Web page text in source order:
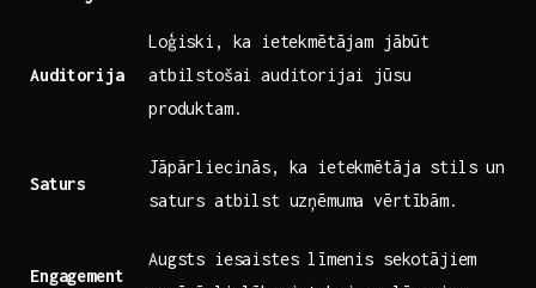
Auditorija
Loģiski, ka ⁤ietekmētājam jābūt
atbilstošai auditorijai ⁣jūsu
produktam.
Saturs
Jāpārliecinās, ka ietekmētāja stils un
saturs​ atbilst uzņēmuma​ vērtībām.
Engagement
Augsts iesaistes⁤ līmenis sekotājiem